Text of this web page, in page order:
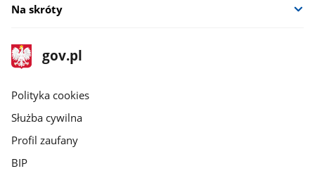
Na skróty
stopka
gov.pl
Strona
gov.pl
gov.pl
Polityka cookies
Służba cywilna
Profil zaufany
BIP